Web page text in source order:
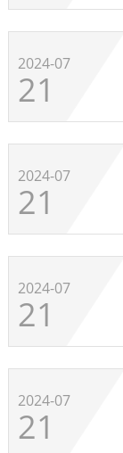
2024-07
21
2024-07
21
2024-07
21
2024-07
21